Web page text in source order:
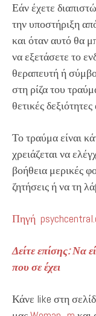
Εάν έχετε
την υποστήριξη
και όταν αυτό θα
να εξετάσετε το
θεραπευτή ή
στη ρίζα του
θετικές
Το τραύμα είναι
χρειάζεται να
βοήθεια μερικές
ζητήσεις ή να τη
Πηγή
Δείτε επίσης: Να
που σε έχει
Κάνε like στη